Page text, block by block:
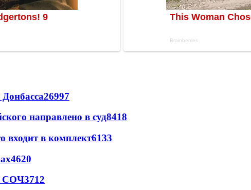
26997
направлено в суд8418
входит в комплект6133
4620
СОЧ3712